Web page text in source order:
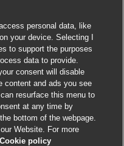
personal data, like
your device. Selecting I
to support the purposes
data to provide.
consent will disable
content and ads you see
resurface this menu to
at any time by
bottom of the webpage.
Website. For more
Cookie policy